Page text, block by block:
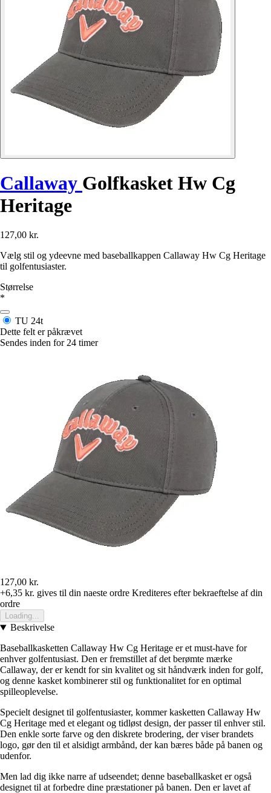
Callaway Golfkasket Hw Cg
Heritage
127,00 kr.
Vælg stil og ydeevne med baseballkappen Callaway Hw Cg Heritage
til golfentusiaster.
Størrelse
*
TU 24t
Dette felt er påkrævet
Sendes inden for 24 timer
127,00 kr.
+6,35 kr. gives til din naeste ordre Krediteres efter bekraeftelse af din
ordre
Loading...
Beskrivelse
Baseballkasketten Callaway Hw Cg Heritage er et must-have for
enhver golfentusiast. Den er fremstillet af det berømte mærke
Callaway, der er kendt for sin kvalitet og sit håndværk inden for golf,
og denne kasket kombinerer stil og funktionalitet for en optimal
spilleoplevelse.
Specielt designet til golfentusiaster, kommer kasketten Callaway Hw
Cg Heritage med et elegant og tidløst design, der passer til enhver stil.
Den enkle sorte farve og den diskrete brodering, der viser brandets
logo, gør den til et alsidigt armbånd, der kan bæres både på banen og
udenfor.
Men lad dig ikke narre af udseendet; denne baseballkasket er også
designet til at forbedre dine præstationer på banen. Den er lavet af